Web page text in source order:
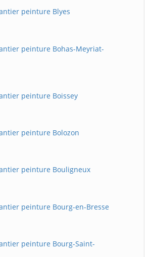
peinture Blyes
peinture Bohas-Meyriat-
peinture Boissey
peinture Bolozon
peinture Bouligneux
peinture Bourg-en-Bresse
peinture Bourg-Saint-